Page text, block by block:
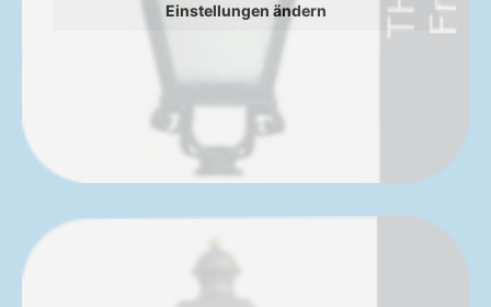
Einstellungen ändern